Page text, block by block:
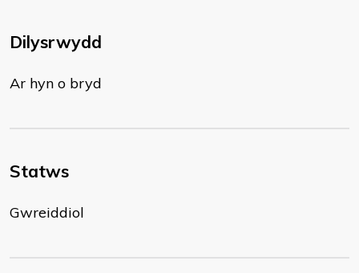
Dilysrwydd
Ar hyn o bryd
Statws
Gwreiddiol